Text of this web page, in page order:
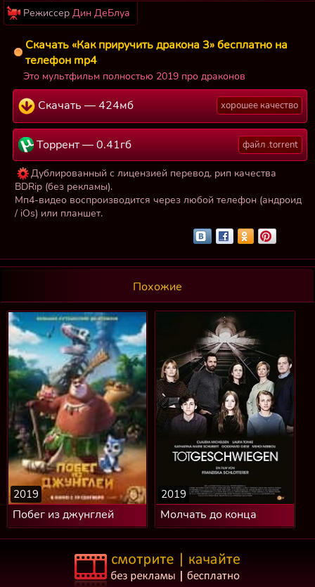
Режиссер Дин ДеБлуа
Скачать «Как приручить дракона 3» бесплатно на
телефон mp4
Это мультфильм полностью 2019 про драконов
Скачать — 424мб хорошее качество
Торрент — 0.41гб файл .torrent
Дублированный с лицензией перевод, рип качества
BDRip (без рекламы).
Мп4-видео воспроизводится через любой телефон (андроид
/ iOs) или планшет.
Похожие
Побег из джунглей
2019
Молчать до конца
2019